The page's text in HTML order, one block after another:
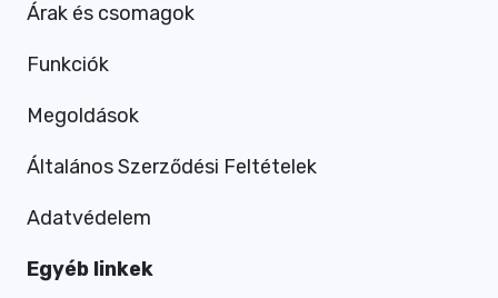
Árak és csomagok
Funkciók
Megoldások
Általános Szerződési Feltételek
Adatvédelem
Egyéb linkek